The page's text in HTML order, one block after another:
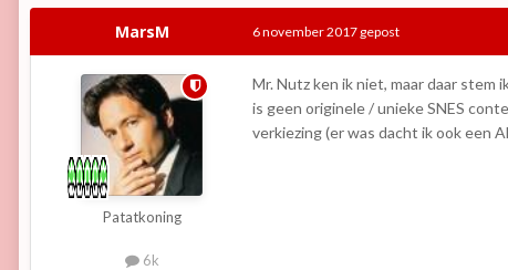
MarsM
Patatkoning
6k
6 november 2017 gepost
Mr. Nutz ken ik niet, maar daar
is geen originele / unieke SNES
verkiezing (er was dacht ik ook een